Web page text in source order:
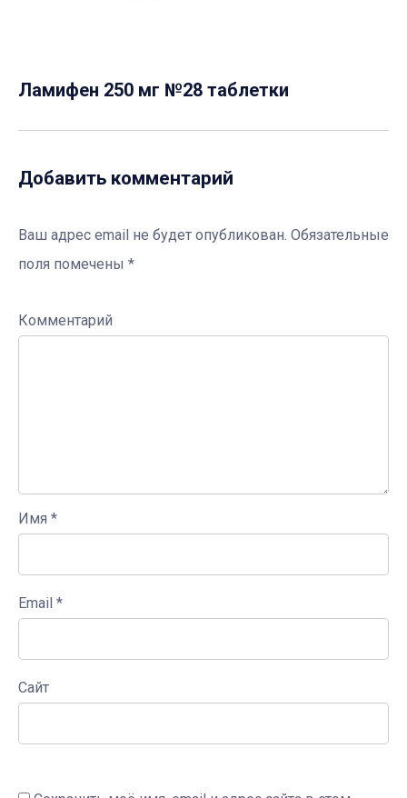
Ламифен 250 мг №28 таблетки
Добавить комментарий
Ваш адрес email не будет опубликован. Обязательные
поля помечены *
Комментарий
Имя *
Email *
Сайт